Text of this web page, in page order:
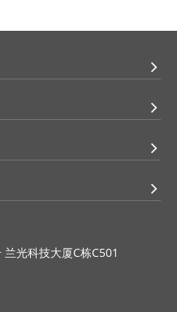
光科技大厦C栋C501